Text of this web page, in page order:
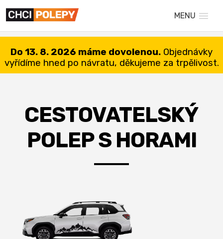
MENU
Do 13. 8. 2026 máme dovolenou. Objednávky
vyřídíme hned po návratu, děkujeme za trpělivost.
CESTOVATELSKÝ
POLEP S HORAMI